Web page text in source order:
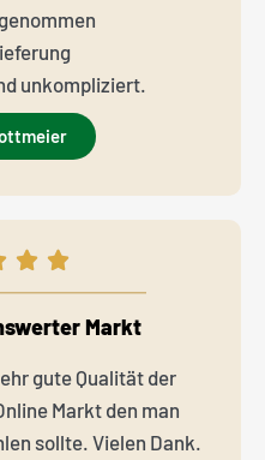
unkompliziert.
Markt
gute Qualität der
Markt den man
sollte. Vielen Dank.